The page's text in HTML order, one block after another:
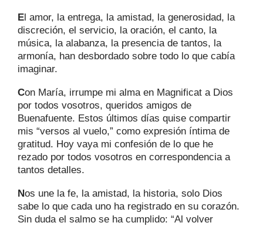
El amor, la entrega, la amistad, la generosidad, la
discreción, el servicio, la oración, el canto, la
música, la alabanza, la presencia de tantos, la
armonía, han desbordado sobre todo lo que cabía
imaginar.
Con María, irrumpe mi alma en Magnificat a Dios
por todos vosotros, queridos amigos de
Buenafuente. Estos últimos días quise compartir
mis “versos al vuelo,” como expresión íntima de
gratitud. Hoy vaya mi confesión de lo que he
rezado por todos vosotros en correspondencia a
tantos detalles.
Nos une la fe, la amistad, la historia, solo Dios
sabe lo que cada uno ha registrado en su corazón.
Sin duda el salmo se ha cumplido: “Al volver